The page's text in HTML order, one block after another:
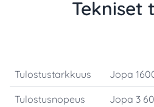
Tekniset
Tulostustarkkuus Jopa
Tulostusnopeus Jopa 3